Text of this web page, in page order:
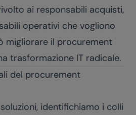
ai responsabili acquisti,
operativi che vogliono
migliorare il procurement
trasformazione IT radicale.
del procurement
identifichiamo i colli